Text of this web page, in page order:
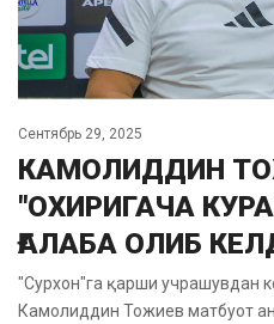
Сентябрь 29, 2025
КАМОЛИДДИН
"ОХИРИГАЧА
ҒАЛАБА ОЛИБ
"Сурхон"га қарши учрашувдан
Камолиддин Тожиев матбуот